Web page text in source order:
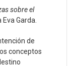
sobre el
Garda.
de
conceptos